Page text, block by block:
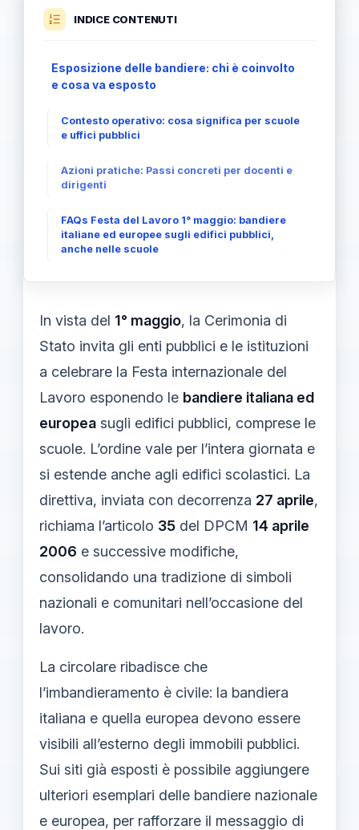
INDICE CONTENUTI
Esposizione delle bandiere: chi è coinvolto
e cosa va esposto
Contesto operativo: cosa significa per scuole
e uffici pubblici
Azioni pratiche: Passi concreti per docenti e
dirigenti
FAQs Festa del Lavoro 1° maggio: bandiere
italiane ed europee sugli edifici pubblici,
anche nelle scuole
In vista del 1° maggio, la Cerimonia di
Stato invita gli enti pubblici e le istituzioni
a celebrare la Festa internazionale del
Lavoro esponendo le bandiere italiana ed
europea sugli edifici pubblici, comprese le
scuole. L’ordine vale per l’intera giornata e
si estende anche agli edifici scolastici. La
direttiva, inviata con decorrenza 27 aprile,
richiama l’articolo 35 del DPCM 14 aprile
2006 e successive modifiche,
consolidando una tradizione di simboli
nazionali e comunitari nell’occasione del
lavoro.
La circolare ribadisce che
l’imbandieramento è civile: la bandiera
italiana e quella europea devono essere
visibili all’esterno degli immobili pubblici.
Sui siti già esposti è possibile aggiungere
ulteriori esemplari delle bandiere nazionale
e europea, per rafforzare il messaggio di